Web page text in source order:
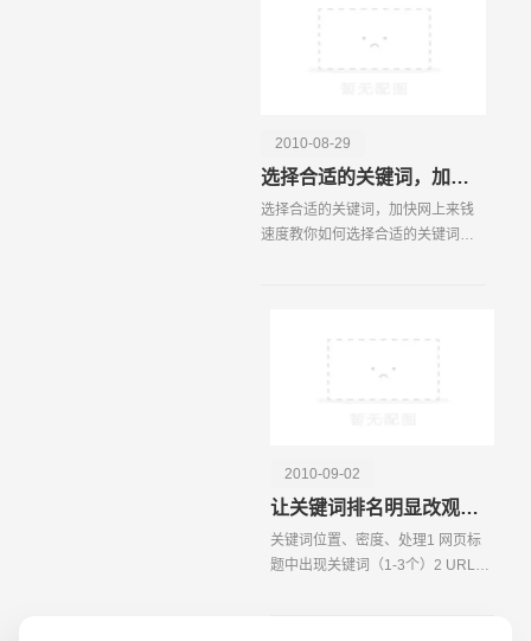
2010-08-29
选择合适的关键词，加快网上来钱速度
选择合适的关键词，加快网上来钱
速度教你如何选择合适的关键词，
2010-09-02
让关键词排名明显改观的十种方法
关键词位置、密度、处理1 网页标
题中出现关键词（1-3个）2 URL中
· 标准企业官网建设 · 外贸网